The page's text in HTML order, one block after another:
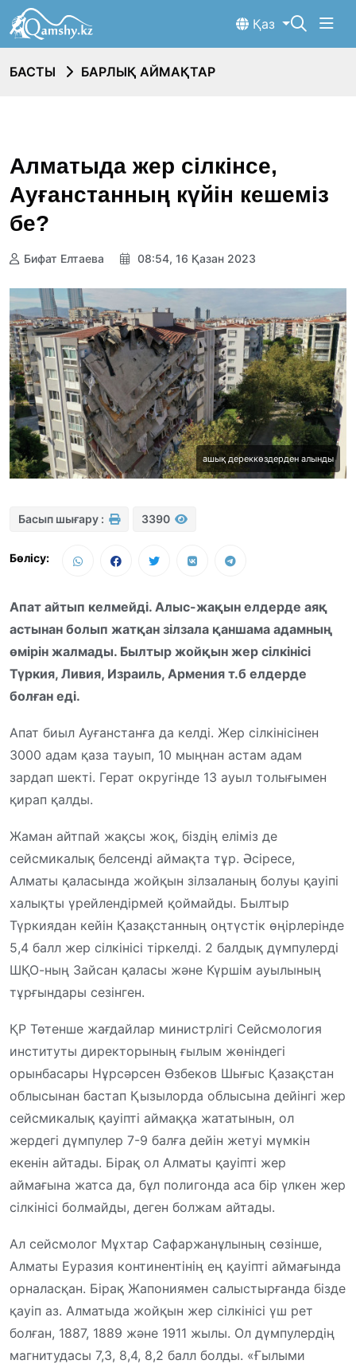
Қаз
БАСТЫ БАРЛЫҚ АЙМАҚТАР
Алматыда жер сілкінсе,
Ауғанстанның күйін кешеміз
бе?
Бифат Елтаева 08:54, 16 Қазан 2023
ашық дереккөздерден алынды
Басып шығару : 3390
Бөлісу:
Апат айтып келмейді. Алыс-жақын елдерде аяқ
астынан болып жатқан зілзала қаншама адамның
өмірін жалмады. Былтыр жойқын жер сілкінісі
Түркия, Ливия, Израиль, Армения т.б елдерде
болған еді.
Апат биыл Ауғанстанға да келді. Жер сілкінісінен
3000 адам қаза тауып, 10 мыңнан астам адам
зардап шекті. Герат округінде 13 ауыл толығымен
қирап қалды.
Жаман айтпай жақсы жоқ, біздің еліміз де
сейсмикалық белсенді аймақта тұр. Әсіресе,
Алматы қаласында жойқын зілзаланың болуы қауіпі
халықты үрейлендірмей қоймайды. Былтыр
Түркиядан кейін Қазақстанның оңтүстік өңірлерінде
5,4 балл жер сілкінісі тіркелді. 2 балдық дүмпулерді
ШҚО-ның Зайсан қаласы және Күршім ауылының
тұрғындары сезінген.
ҚР Төтенше жағдайлар министрлігі Сейсмология
институты директорының ғылым жөніндегі
орынбасары Нұрсәрсен Өзбеков Шығыс Қазақстан
облысынан бастап Қызылорда облысына дейінгі жер
сейсмикалық қауіпті аймаққа жататынын, ол
жердегі дүмпулер 7-9 балға дейін жетуі мүмкін
екенін айтады. Бірақ ол Алматы қауіпті жер
аймағына жатса да, бұл полигонда аса бір үлкен жер
сілкінісі болмайды, деген болжам айтады.
Ал сейсмолог Мұхтар Сафаржанұлының сөзінше,
Алматы Еуразия континентінің ең қауіпті аймағында
орналасқан. Бірақ Жапониямен салыстырғанда бізде
қауіп аз. Алматыда жойқын жер сілкінісі үш рет
болған, 1887, 1889 және 1911 жылы. Ол дүмпулердің
магнитудасы 7,3, 8,4, 8,2 балл болды. «Ғылыми